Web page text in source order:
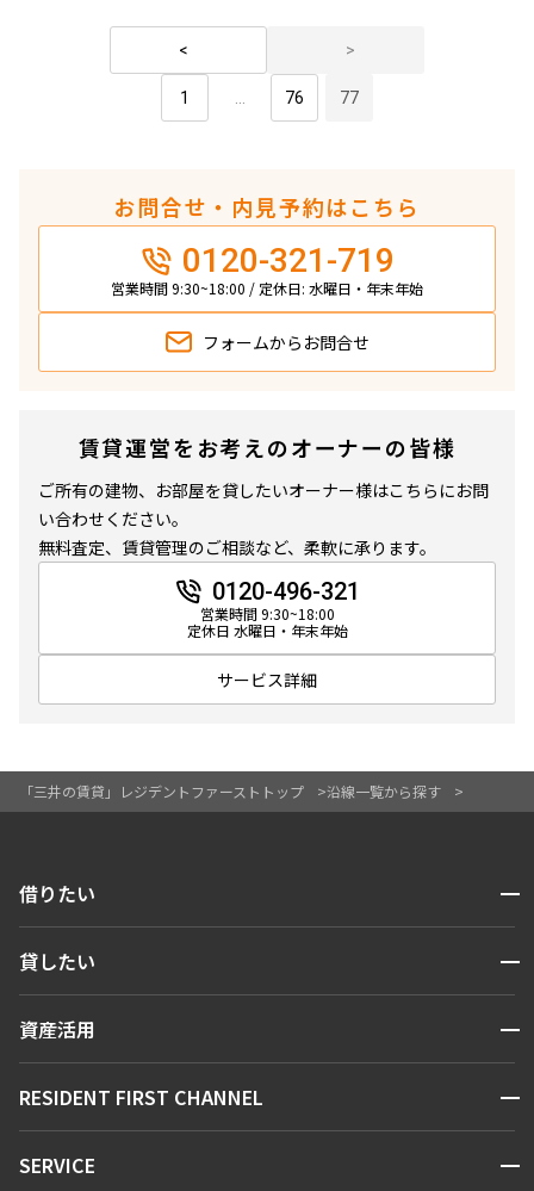
「三井の賃貸」レジデントファーストトップ 沿線一覧から探す
1 ... 76 77
お問合せ・内見予約はこちら
0120-321-719
営業時間 9:30~18:00 / 定休日: 水曜日・年末年始
フォームから お問合せ
賃貸運営をお考えのオーナーの皆様
ご所有の建物、お部屋を貸したいオーナー様はこちらにお問
い合わせください。
無料査定、賃貸管理のご相談など、柔軟に承ります。
0120-496-321
営業時間 9:30~18:00
定休日 水曜日・年末年始
サービス詳細
借りたい 開閉
人気エリアから探す
新着情報から探す
貸したい 開閉
お問い合わせ
資産活用 開閉
お問い合わせ
RESIDENT FIRST CHANNEL 開閉
マンションレポート
SERVICE 開閉